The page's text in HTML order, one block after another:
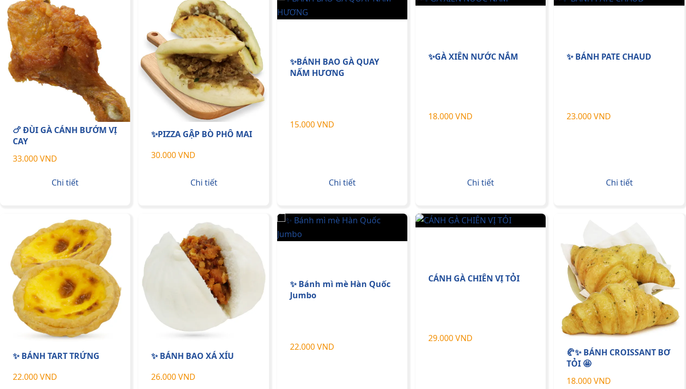
🍗 ĐÙI GÀ CÁNH BƯỚM VỊ
CAY
33.000 VND
Chi tiết
✨PIZZA GẬP BÒ PHÔ MAI
30.000 VND
Chi tiết
✨BÁNH BAO GÀ QUAY
NẤM HƯƠNG
15.000 VND
Chi tiết
✨GÀ XIÊN NƯỚC NẮM
18.000 VND
Chi tiết
✨ BÁNH PATE CHAUD
23.000 VND
Chi tiết
✨ BÁNH TART TRỨNG
22.000 VND
✨ BÁNH BAO XÁ XÍU
26.000 VND
✨ Bánh mì mè Hàn Quốc
Jumbo
22.000 VND
CÁNH GÀ CHIÊN VỊ TỎI
29.000 VND
🥐✨ BÁNH CROISSANT BƠ
TỎI 🤩
18.000 VND